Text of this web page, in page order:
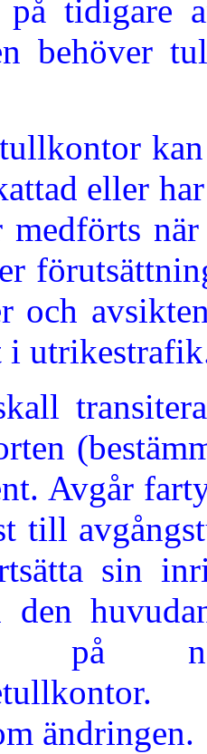
tidigare
behöver
kan
eller
medförts
och
i
Avgår
till
sin
den
på
ändringen.